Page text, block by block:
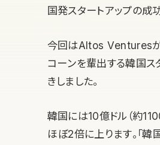
国発スタートアップの成
今回はAltos Venturesが
コーンを輩出する韓国
きしました。
韓国には10億ドル（約
ほぼ2倍に上ります。「